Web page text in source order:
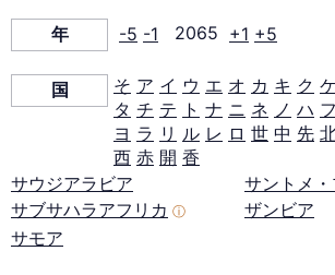
ミ
ド
2065
年 -5 -1 2065 +1 +5
国 そ ア イ ウ エ オ カ キ ク ケ
タ チ テ ト ナ ニ ネ ノ ハ フ
ヨ ラ リ ル レ ロ 世 中 先
西 赤 開 香
サウジアラビア
サブサハラアフリカ ⓘ
サモア
サントメ
ザンビア